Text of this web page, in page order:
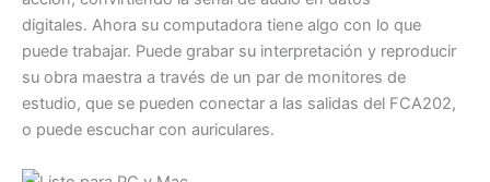
digitales. Ahora su computadora tiene algo con lo que
puede trabajar. Puede grabar su interpretación y reproducir
su obra maestra a través de un par de monitores de
estudio, que se pueden conectar a las salidas del FCA202,
o puede escuchar con auriculares.